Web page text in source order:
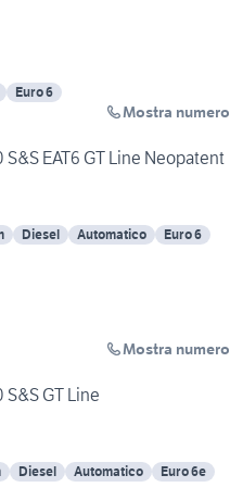
Euro 6
Mostra numero
EAT6 GT Line Neopatent
Diesel Automatico Euro 6
Mostra numero
GT Line
Diesel Automatico Euro 6e